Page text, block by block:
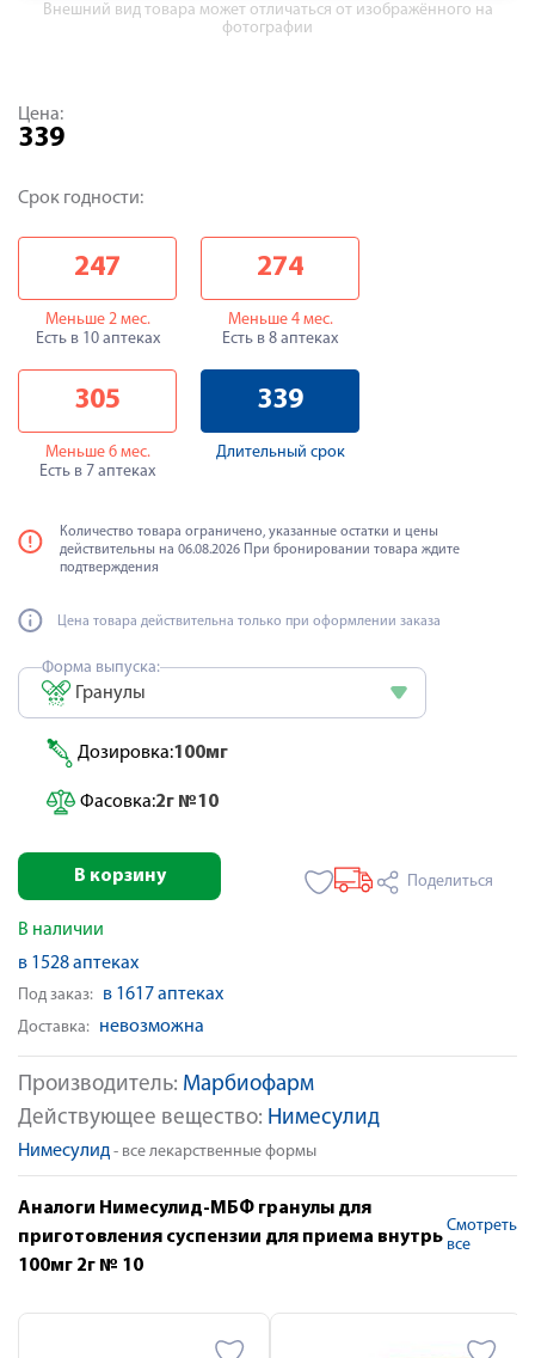
Внешний вид товара может отличаться от изображённого на
фотографии
Производитель: Марбиофарм
Действующее вещество: Нимесулид
Нимесулид - все лекарственные формы
Цена:
339
Срок годности:
247
Меньше 2 мес.
Есть в 10 аптеках
274
Меньше 4 мес.
Есть в 8 аптеках
305
Меньше 6 мес.
Есть в 7 аптеках
339
Длительный срок
Количество товара ограничено, указанные остатки и цены
действительны на 06.08.2026 При бронировании товара ждите
подтверждения
Цена товара действительна только при оформлении заказа
Форма выпуска:
Гранулы
Дозировка:100мг
Фасовка:2г №10
В корзину Поделиться
В наличии
в 1528 аптеках
Под заказ: в 1617 аптеках
Доставка: невозможна
Аналоги Нимесулид-МБФ гранулы для
приготовления суспензии для приема внутрь
100мг 2г № 10
Смотреть
все